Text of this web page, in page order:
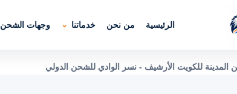
الرئيسية من نحن خدماتنا وجهات الشحن
للكويت الأرشيف - نسر الوادي للشحن الدولي